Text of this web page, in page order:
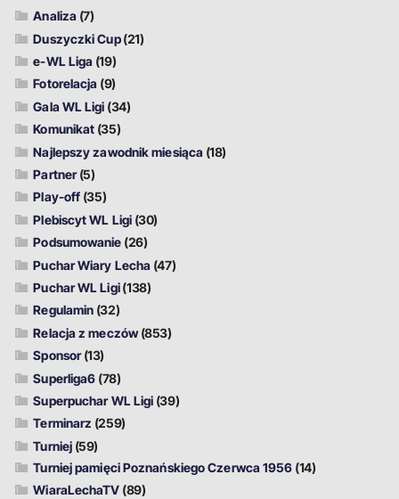
Analiza (7)
Duszyczki Cup(21)
e-WL Liga (19)
Fotorelacja (9)
Gala WL Ligi (34)
Komunikat (35)
Najlepszy zawodnik miesiąca (18)
Partner(5)
Play-off (35)
Plebiscyt WL Ligi (30)
Podsumowanie (26)
Puchar Wiary Lecha (47)
Puchar WL Ligi(138)
Regulamin (32)
Relacja z meczów(853)
Sponsor(13)
Superliga6 (78)
Superpuchar WL Ligi (39)
Terminarz (259)
Turniej (59)
Turniej pamięci Poznańskiego Czerwca 1956 (14)
WiaraLechaTV (89)